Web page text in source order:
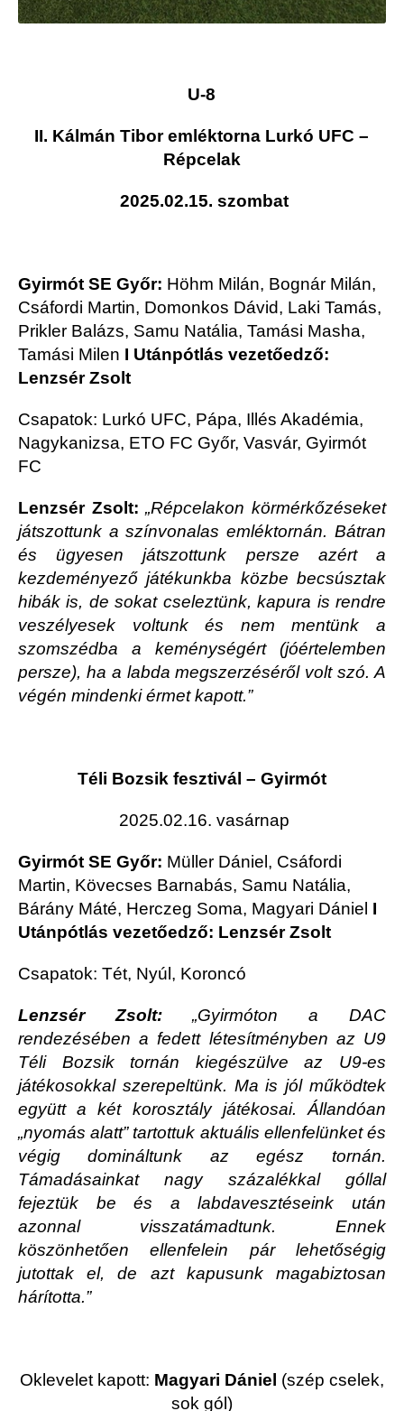
U-8
II. Kálmán Tibor emléktorna Lurkó UFC –
Répcelak
2025.02.15. szombat
Gyirmót SE Győr: Höhm Milán, Bognár Milán,
Csáfordi Martin, Domonkos Dávid, Laki Tamás,
Prikler Balázs, Samu Natália, Tamási Masha,
Tamási Milen I Utánpótlás vezetőedző:
Lenzsér Zsolt
Csapatok: Lurkó UFC, Pápa, Illés Akadémia,
Nagykanizsa, ETO FC Győr, Vasvár, Gyirmót
FC
Lenzsér Zsolt: „Répcelakon körmérkőzéseket
játszottunk a színvonalas emléktornán. Bátran
és ügyesen játszottunk persze azért a
kezdeményező játékunkba közbe becsúsztak
hibák is, de sokat cseleztünk, kapura is rendre
veszélyesek voltunk és nem mentünk a
szomszédba a keménységért (jóértelemben
persze), ha a labda megszerzéséről volt szó. A
végén mindenki érmet kapott.”
Téli Bozsik fesztivál – Gyirmót
2025.02.16. vasárnap
Gyirmót SE Győr: Müller Dániel, Csáfordi
Martin, Kövecses Barnabás, Samu Natália,
Bárány Máté, Herczeg Soma, Magyari Dániel I
Utánpótlás vezetőedző: Lenzsér Zsolt
Csapatok: Tét, Nyúl, Koroncó
Lenzsér Zsolt:„Gyirmóton a DAC
rendezésében a fedett létesítményben az U9
Téli Bozsik tornán kiegészülve az U9-es
játékosokkal szerepeltünk. Ma is jól működtek
együtt a két korosztály játékosai. Állandóan
„nyomás alatt” tartottuk aktuális ellenfelünket és
végig domináltunk az egész tornán.
Támadásainkat nagy százalékkal góllal
fejeztük be és a labdavesztéseink után
azonnal visszatámadtunk. Ennek
köszönhetően ellenfelein pár lehetőségig
jutottak el, de azt kapusunk magabiztosan
hárította.”
Oklevelet kapott: Magyari Dániel (szép cselek,
sok gól)